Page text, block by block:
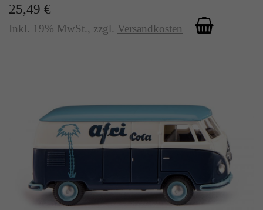
25,49 €
Inkl. 19% MwSt., zzgl. Versandkosten